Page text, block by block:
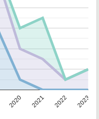
2020 2021 2022 2023